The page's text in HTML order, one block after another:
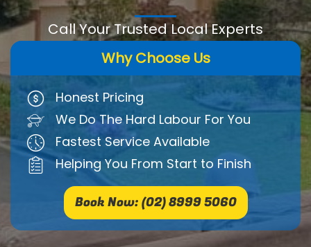
Call Your Trusted Local Experts
Why Choose Us
Honest Pricing
We Do The Hard Labour For You
Fastest Service Available
Helping You From Start to Finish
Book Now: (02) 8999 5060